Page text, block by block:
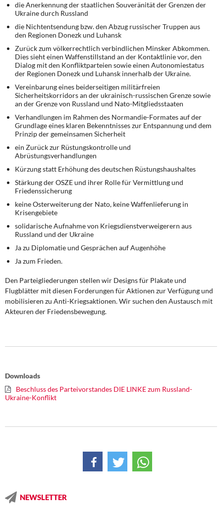
die Anerkennung der staatlichen Souveränität der Grenzen der
Ukraine durch Russland
die Nichtentsendung bzw. den Abzug russischer Truppen aus
den Regionen Donezk und Luhansk
Zurück zum völkerrechtlich verbindlichen Minsker Abkommen.
Dies sieht einen Waffenstillstand an der Kontaktlinie vor, den
Dialog mit den Konfliktparteien sowie einen Autonomiestatus
der Regionen Donezk und Luhansk innerhalb der Ukraine.
Vereinbarung eines beiderseitigen militärfreien
Sicherheitskorridors an der ukrainisch-russischen Grenze sowie
an der Grenze von Russland und Nato-Mitgliedsstaaten
Verhandlungen im Rahmen des Normandie-Formates auf der
Grundlage eines klaren Bekenntnisses zur Entspannung und dem
Prinzip der gemeinsamen Sicherheit
ein Zurück zur Rüstungskontrolle und
Abrüstungsverhandlungen
Kürzung statt Erhöhung des deutschen Rüstungshaushaltes
Stärkung der OSZE und ihrer Rolle für Vermittlung und
Friedenssicherung
keine Osterweiterung der Nato, keine Waffenlieferung in
Krisengebiete
solidarische Aufnahme von Kriegsdienstverweigerern aus
Russland und der Ukraine
Ja zu Diplomatie und Gesprächen auf Augenhöhe
Ja zum Frieden.
Den Parteigliederungen stellen wir Designs für Plakate und
Flugblätter mit diesen Forderungen für Aktionen zur Verfügung und
mobilisieren zu Anti-Kriegsaktionen. Wir suchen den Austausch mit
Akteuren der Friedensbewegung.
Downloads
Beschluss des Parteivorstandes DIE LINKE zum Russland-
Ukraine-Konflikt
NEWSLETTER